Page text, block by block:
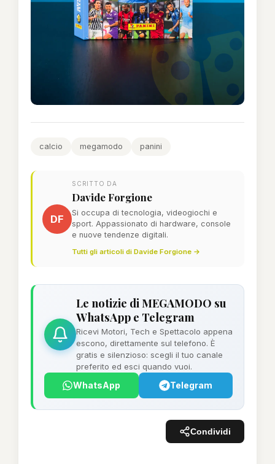
calcio megamodo panini
DF
SCRITTO DA
Davide Forgione
Si occupa di tecnologia, videogiochi e
sport. Appassionato di hardware, console
e nuove tendenze digitali.
Tutti gli articoli di Davide Forgione →
Le notizie di MEGAMODO su
WhatsApp e Telegram
Ricevi Motori, Tech e Spettacolo appena
escono, direttamente sul telefono. È
gratis e silenzioso: scegli il tuo canale
preferito ed esci quando vuoi.
WhatsApp Telegram
Condividi